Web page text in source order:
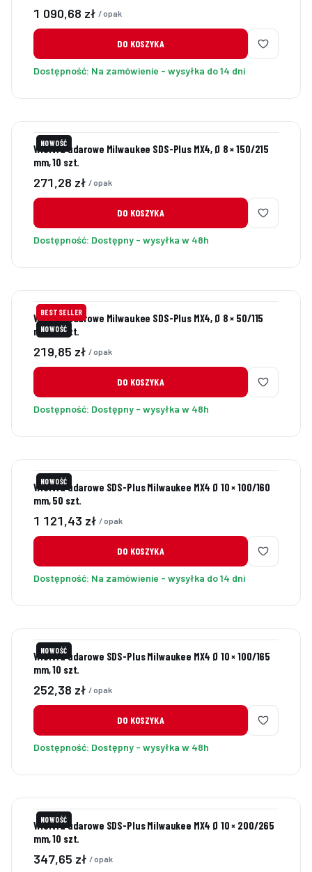
Cena
1 090,68 zł / opak
DO KOSZYKA
Dostępność: Na zamówienie - wysyłka do 14 dni
NOWOŚĆ
Wiertła udarowe Milwaukee SDS-Plus MX4, Ø 8 × 150/215
mm, 10 szt.
Cena
271,28 zł / opak
DO KOSZYKA
Dostępność: Dostępny - wysyłka w 48h
BESTSELLER
NOWOŚĆ
Wiertła udarowe Milwaukee SDS-Plus MX4, Ø 8 × 50/115
mm, 10 szt.
Cena
219,85 zł / opak
DO KOSZYKA
Dostępność: Dostępny - wysyłka w 48h
NOWOŚĆ
Wiertła udarowe SDS-Plus Milwaukee MX4 Ø 10 × 100/160
mm, 50 szt.
Cena
1 121,43 zł / opak
DO KOSZYKA
Dostępność: Na zamówienie - wysyłka do 14 dni
NOWOŚĆ
Wiertła udarowe SDS-Plus Milwaukee MX4 Ø 10 × 100/165
mm, 10 szt.
Cena
252,38 zł / opak
DO KOSZYKA
Dostępność: Dostępny - wysyłka w 48h
NOWOŚĆ
Wiertła udarowe SDS-Plus Milwaukee MX4 Ø 10 × 200/265
mm, 10 szt.
Cena
347,65 zł / opak